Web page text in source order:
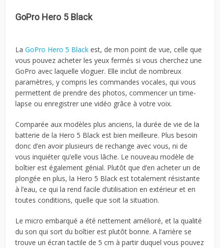
GoPro Hero 5 Black
LaGoPro Hero 5 Black est, de mon point de vue, celle que
vous pouvez acheter les yeux fermés si vous cherchez une
GoPro avec laquelle vloguer. Elle inclut de nombreux
paramètres, y compris les commandes vocales, qui vous
permettent de prendre des photos, commencer un time-
lapse ou enregistrer une vidéo grâce à votre voix.
Comparée aux modèles plus anciens, la durée de vie de la
batterie de la Hero 5 Black est bien meilleure. Plus besoin
donc d’en avoir plusieurs de rechange avec vous, ni de
vous inquiéter qu’elle vous lâche. Le nouveau modèle de
boîtier est également génial. Plutôt que d’en acheter un de
plongée en plus, la Hero 5 Black est totalement résistante
à l’eau, ce qui la rend facile d’utilisation en extérieur et en
toutes conditions, quelle que soit la situation.
Le micro embarqué a été nettement amélioré, et la qualité
du son qui sort du boîtier est plutôt bonne. A l’arrière se
trouve un écran tactile de 5 cm à partir duquel vous pouvez